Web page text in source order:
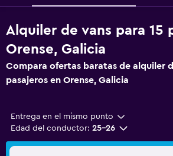
Alquiler de vans para 15
Orense, Galicia
Compara ofertas baratas de alquiler
pasajeros en Orense, Galicia
Entrega en el mismo punto
Edad del conductor: 25-26